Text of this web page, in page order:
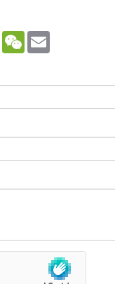
WhatsApp
WeChat